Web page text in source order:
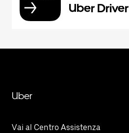
Uber Driver
Uber
Vai al Centro Assistenza